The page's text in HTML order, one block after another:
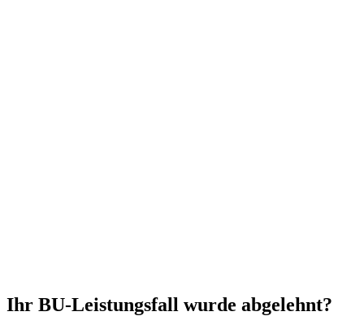
Ihr BU-Leistungsfall wurde abgelehnt?